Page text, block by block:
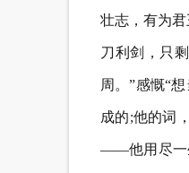
壮志，有为
刀利剑，只
周。”感慨“
成的;他的词
——他用尽一